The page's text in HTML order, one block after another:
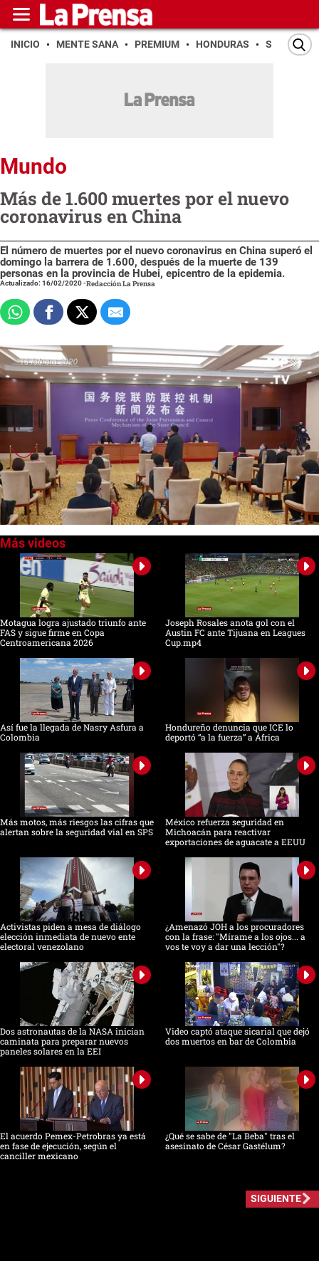
INICIO MENTE SANA PREMIUM HONDURAS SAN PEDRO
Mundo
Más de 1.600 muertes por el nuevo
coronavirus en China
El número de muertes por el nuevo coronavirus en China superó el
domingo la barrera de 1.600, después de la muerte de 139
personas en la provincia de Hubei, epicentro de la epidemia.
Actualizado: 16/02/2020-Redacción La Prensa
of
seconds
Motagua logra ajustado triunfo ante
FAS y sigue firme en Copa
Centroamericana 2026
Joseph Rosales anota gol con el
Austin FC ante Tijuana en Leagues
Cup.mp4
Así fue la llegada de Nasry Asfura a
Colombia
Hondureño denuncia que ICE lo
deportó “a la fuerza” a África
Más motos, más riesgos las cifras que
alertan sobre la seguridad vial en SPS
México refuerza seguridad en
Michoacán para reactivar
exportaciones de aguacate a EEUU
Activistas piden a mesa de diálogo
elección inmediata de nuevo ente
electoral venezolano
¿Amenazó JOH a los procuradores
con la frase: "Mírame a los ojos... a
vos te voy a dar una lección"?
Dos astronautas de la NASA inician
caminata para preparar nuevos
paneles solares en la EEI
Video captó ataque sicarial que dejó
dos muertos en bar de Colombia
El acuerdo Pemex-Petrobras ya está
en fase de ejecución, según el
canciller mexicano
¿Qué se sabe de "La Beba" tras el
asesinato de César Gastélum?
SIGUIENTE